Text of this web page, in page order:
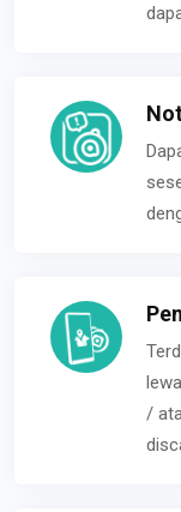
/